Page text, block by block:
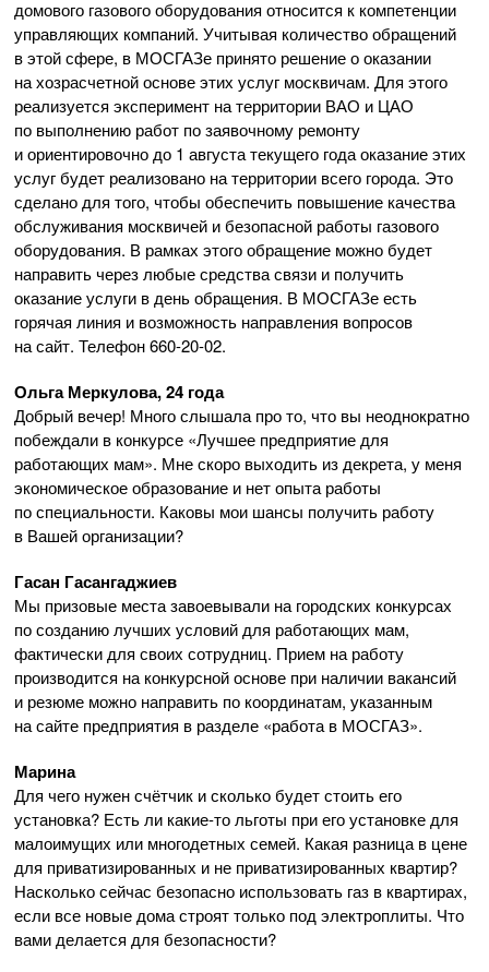
домового газового оборудования относится к компетенции
управляющих компаний. Учитывая количество обращений
в этой сфере, в МОСГАЗе принято решение о оказании
на хозрасчетной основе этих услуг москвичам. Для этого
реализуется эксперимент на территории ВАО и ЦАО
по выполнению работ по заявочному ремонту
и ориентировочно до 1 августа текущего года оказание этих
услуг будет реализовано на территории всего города. Это
сделано для того, чтобы обеспечить повышение качества
обслуживания москвичей и безопасной работы газового
оборудования. В рамках этого обращение можно будет
направить через любые средства связи и получить
оказание услуги в день обращения. В МОСГАЗе есть
горячая линия и возможность направления вопросов
на сайт. Телефон660-20-02.
Ольга Меркулова, 24 года
Добрый вечер! Много слышала про то, что вы неоднократно
побеждали в конкурсе «Лучшее предприятие для
работающих мам». Мне скоро выходить из декрета, у меня
экономическое образование и нет опыта работы
по специальности. Каковы мои шансы получить работу
в Вашей организации?
Гасан Гасангаджиев
Мы призовые места завоевывали на городских конкурсах
по созданию лучших условий для работающих мам,
фактически для своих сотрудниц. Прием на работу
производится на конкурсной основе при наличии вакансий
и резюме можно направить по координатам, указанным
на сайте предприятия в разделе «работа в МОСГАЗ».
Марина
Для чего нужен счётчик и сколько будет стоить его
установка? Есть ли какие-то льготы при его установке для
малоимущих или многодетных семей. Какая разница в цене
для приватизированных и не приватизированных квартир?
Насколько сейчас безопасно использовать газ в квартирах,
если все новые дома строят только под электроплиты. Что
вами делается для безопасности?